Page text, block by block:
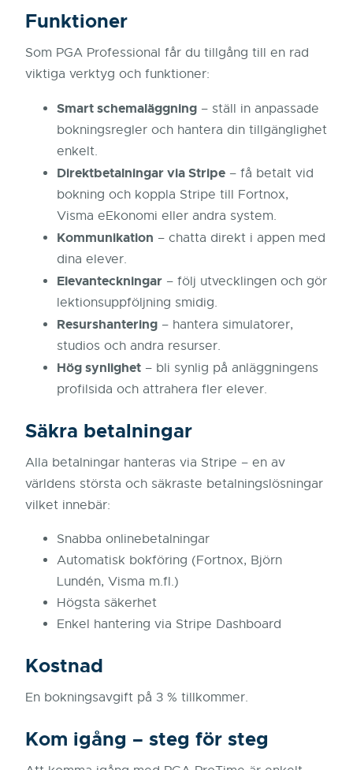
Funktioner
Som PGA Professional får du tillgång till en rad
viktiga verktyg och funktioner:
Smart schemaläggning – ställ in anpassade
bokningsregler och hantera din tillgänglighet
enkelt.
Direktbetalningar via Stripe – få betalt vid
bokning och koppla Stripe till Fortnox,
Visma eEkonomi eller andra system.
Kommunikation – chatta direkt i appen med
dina elever.
Elevanteckningar – följ utvecklingen och gör
lektionsuppföljning smidig.
Resurshantering – hantera simulatorer,
studios och andra resurser.
Hög synlighet – bli synlig på anläggningens
profilsida och attrahera fler elever.
Säkra betalningar
Alla betalningar hanteras via Stripe – en av
världens största och säkraste betalningslösningar
vilket innebär:
Snabba onlinebetalningar
Automatisk bokföring (Fortnox, Björn
Lundén, Visma m.fl.)
Högsta säkerhet
Enkel hantering via Stripe Dashboard
Kostnad
En bokningsavgift på 3 % tillkommer.
Kom igång – steg för steg